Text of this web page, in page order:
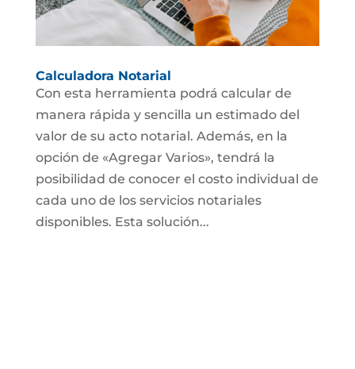
Calculadora Notarial
Con esta herramienta podrá calcular de
manera rápida y sencilla un estimado del
valor de su acto notarial. Además, en la
opción de «Agregar Varios», tendrá la
posibilidad de conocer el costo individual de
cada uno de los servicios notariales
disponibles. Esta solución...